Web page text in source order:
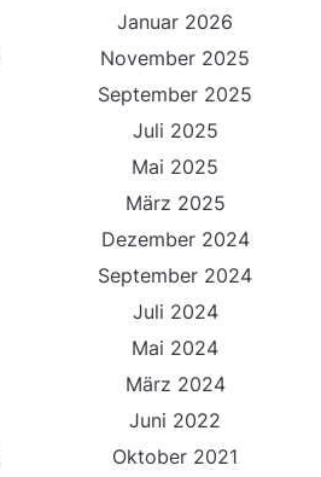
Januar 2026
November 2025
September 2025
Juli 2025
Mai 2025
März 2025
Dezember 2024
September 2024
Juli 2024
Mai 2024
März 2024
Juni 2022
Oktober 2021